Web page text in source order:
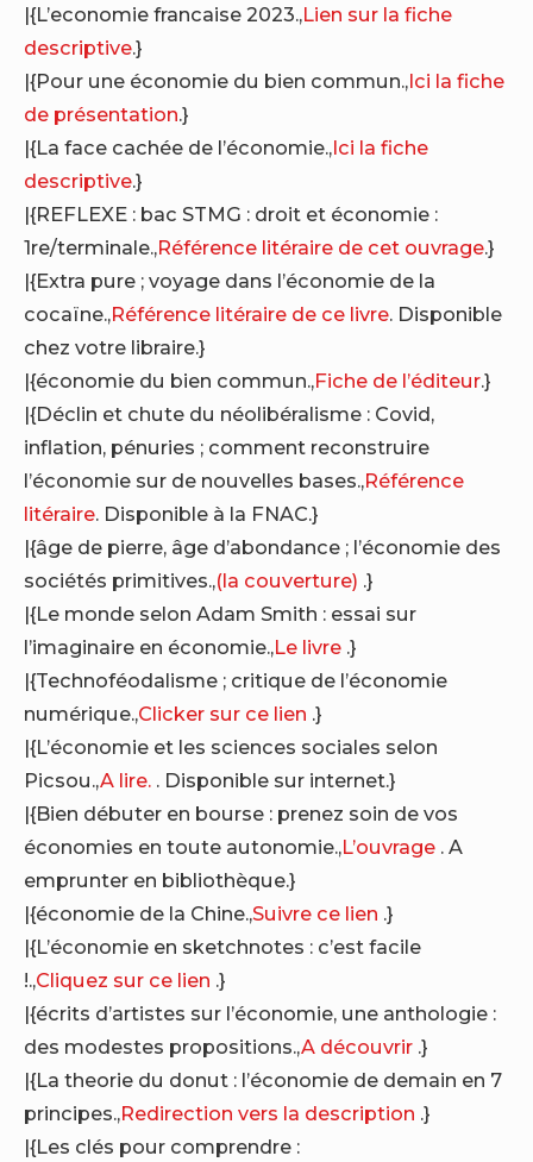
|{L’economie francaise 2023.,Lien sur la fiche
descriptive.}
|{Pour une économie du bien commun.,Ici la fiche
de présentation.}
|{La face cachée de l’économie.,Ici la fiche
descriptive.}
|{REFLEXE : bac STMG : droit et économie :
1re/terminale.,Référence litéraire de cet ouvrage.}
|{Extra pure ; voyage dans l’économie de la
cocaïne.,Référence litéraire de ce livre. Disponible
chez votre libraire.}
|{économie du bien commun.,Fiche de l’éditeur.}
|{Déclin et chute du néolibéralisme : Covid,
inflation, pénuries ; comment reconstruire
l’économie sur de nouvelles bases.,Référence
litéraire. Disponible à la FNAC.}
|{âge de pierre, âge d’abondance ; l’économie des
sociétés primitives.,(la couverture) .}
|{Le monde selon Adam Smith : essai sur
l’imaginaire en économie.,Le livre .}
|{Technoféodalisme ; critique de l’économie
numérique.,Clicker sur ce lien .}
|{L’économie et les sciences sociales selon
Picsou.,A lire. . Disponible sur internet.}
|{Bien débuter en bourse : prenez soin de vos
économies en toute autonomie.,L’ouvrage . A
emprunter en bibliothèque.}
|{économie de la Chine.,Suivre ce lien .}
|{L’économie en sketchnotes : c’est facile
!.,Cliquez sur ce lien .}
|{écrits d’artistes sur l’économie, une anthologie :
des modestes propositions.,A découvrir .}
|{La theorie du donut : l’économie de demain en 7
principes.,Redirection vers la description .}
|{Les clés pour comprendre :